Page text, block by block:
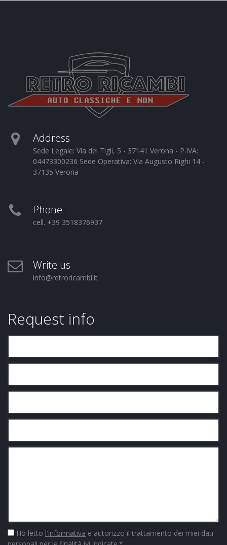
Address
Sede Legale: Via dei Tigli, 5 - 37141 Verona - P.IVA:
04473300236 Sede Operativa: Via Augusto Righi 14 -
37135 Verona
Phone
cell. +39 3518376937
Write us
info@retroricambi.it
Request info
Ho letto l'informativa e autorizzo il trattamento dei miei dati